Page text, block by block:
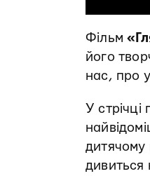
Фільм
його
нас, про
У
дитячому
дивиться